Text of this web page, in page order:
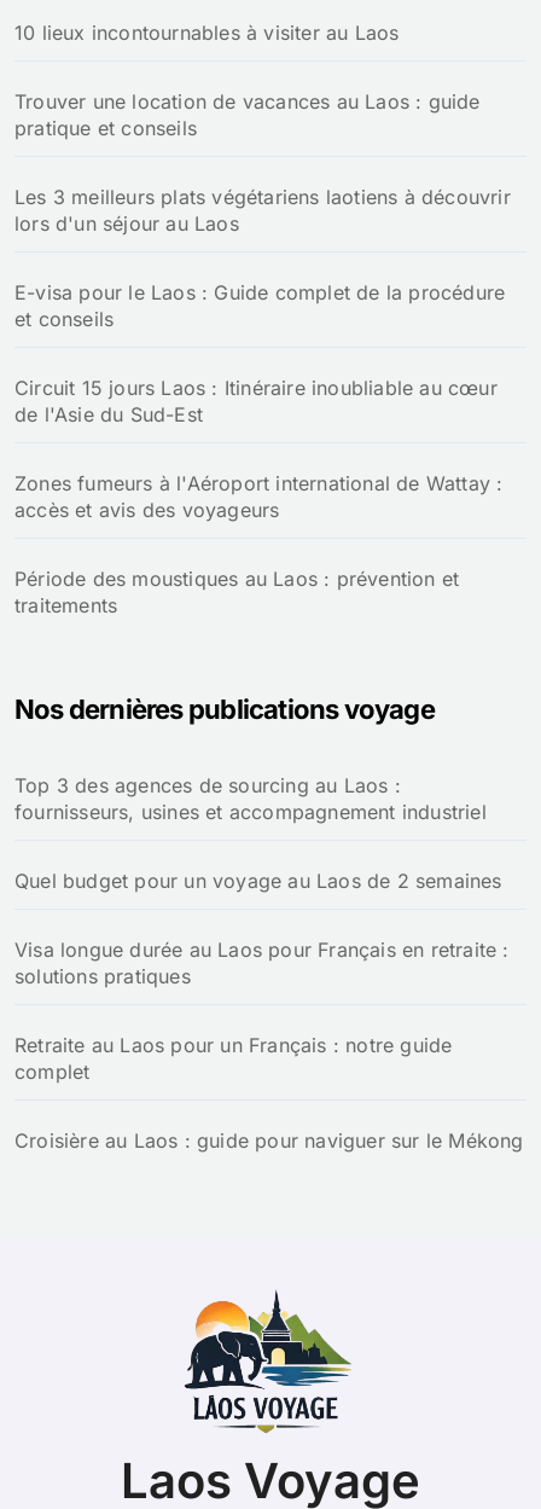
10 lieux incontournables à visiter au Laos
Trouver une location de vacances au Laos : guide
pratique et conseils
Les 3 meilleurs plats végétariens laotiens à découvrir
lors d'un séjour au Laos
E-visa pour le Laos : Guide complet de la procédure
et conseils
Circuit 15 jours Laos : Itinéraire inoubliable au cœur
de l'Asie du Sud-Est
Zones fumeurs à l'Aéroport international de Wattay :
accès et avis des voyageurs
Période des moustiques au Laos : prévention et
traitements
Nos dernières publications voyage
Top 3 des agences de sourcing au Laos :
fournisseurs, usines et accompagnement industriel
Quel budget pour un voyage au Laos de 2 semaines
Visa longue durée au Laos pour Français en retraite :
solutions pratiques
Retraite au Laos pour un Français : notre guide
complet
Croisière au Laos : guide pour naviguer sur le Mékong
Laos Voyage